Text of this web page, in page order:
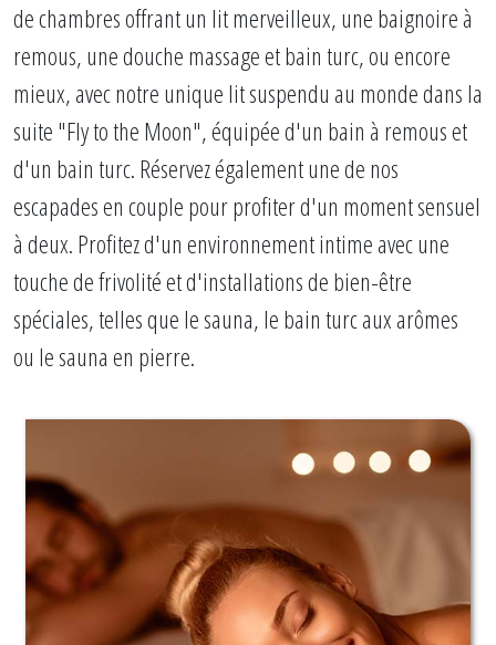
de chambres offrant un lit merveilleux, une baignoire à
remous, une douche massage et bain turc, ou encore
mieux, avec notre unique lit suspendu au monde dans la
suite "Fly to the Moon", équipée d'un bain à remous et
d'un bain turc. Réservez également une de nos
escapades en couple pour profiter d'un moment sensuel
à deux. Profitez d'un environnement intime avec une
touche de frivolité et d'installations de bien-être
spéciales, telles que le sauna, le bain turc aux arômes
ou le sauna en pierre.